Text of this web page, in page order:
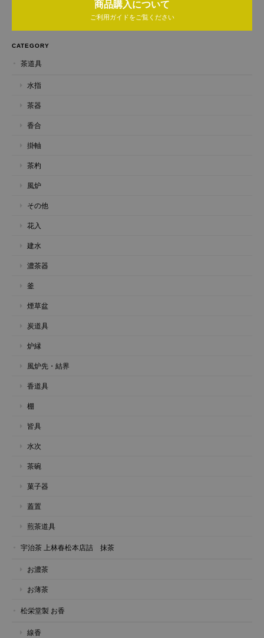
商品購入について
ご利用ガイドをご覧ください
CATEGORY
茶道具
水指
茶器
香合
掛軸
茶杓
風炉
その他
花入
建水
濃茶器
釜
煙草盆
炭道具
炉縁
風炉先・結界
香道具
棚
皆具
水次
茶碗
菓子器
蓋置
煎茶道具
宇治茶 上林春松本店詰 抹茶
お濃茶
お薄茶
松栄堂製 お香
線香